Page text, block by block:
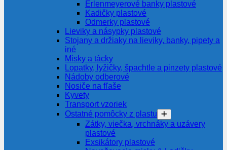
Erlenmeyerové banky plastové
Kadičky plastové
Odmerky plastové
Lieviky a násypky plastové
Stojany a držiaky na lieviky, banky, pipety a
iné
Misky a tácky
Lopatky, lyžičky, špachtle a pinzety plastové
Nádoby odberové
Nosiče na fľaše
Kyvety
Transport vzoriek
Ostatné pomôcky z plastu
Zátky, viečka, vrchnáky a uzávery
plastové
Exsikátory plastové